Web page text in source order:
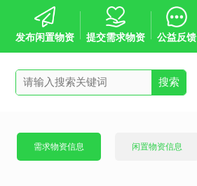
发布闲置物资 提交需求物资 公益反馈
搜索
需求物资信息 闲置物资信息